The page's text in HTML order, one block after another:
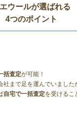
ウールが選ばれる
4つのポイント
括査定が可能！
社まで足を運んでいました
自宅で一括査定を受けるこ